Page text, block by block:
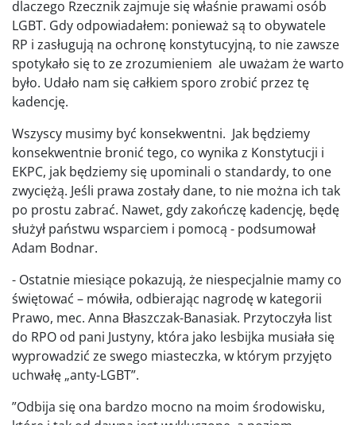
dlaczego Rzecznik zajmuje się właśnie prawami osób
LGBT. Gdy odpowiadałem: ponieważ są to obywatele
RP i zasługują na ochronę konstytucyjną, to nie zawsze
spotykało się to ze zrozumieniem ale uważam że warto
było. Udało nam się całkiem sporo zrobić przez tę
kadencję.
Wszyscy musimy być konsekwentni. Jak będziemy
konsekwentnie bronić tego, co wynika z Konstytucji i
EKPC, jak będziemy się upominali o standardy, to one
zwyciężą. Jeśli prawa zostały dane, to nie można ich tak
po prostu zabrać. Nawet, gdy zakończę kadencję, będę
służył państwu wsparciem i pomocą - podsumował
Adam Bodnar.
- Ostatnie miesiące pokazują, że niespecjalnie mamy co
świętować – mówiła, odbierając nagrodę w kategorii
Prawo, mec. Anna Błaszczak-Banasiak. Przytoczyła list
do RPO od pani Justyny, która jako lesbijka musiała się
wyprowadzić ze swego miasteczka, w którym przyjęto
uchwałę „anty-LGBT”.
”Odbija się ona bardzo mocno na moim środowisku,